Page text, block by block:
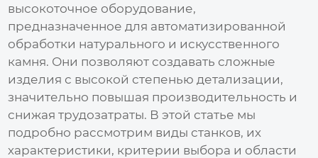
высокоточное оборудование,
предназначенное для автоматизированной
обработки натурального и искусственного
камня. Они позволяют создавать сложные
изделия с высокой степенью детализации,
значительно повышая производительность и
снижая трудозатраты. В этой статье мы
подробно рассмотрим виды станков, их
характеристики, критерии выбора и области